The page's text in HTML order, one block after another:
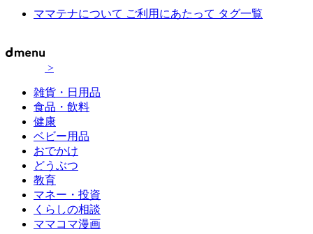
ママテナについて ご利用にあたって タグ一覧
>
雑貨・日用品
食品・飲料
健康
ベビー用品
おでかけ
どうぶつ
教育
マネー・投資
くらしの相談
ママコマ漫画